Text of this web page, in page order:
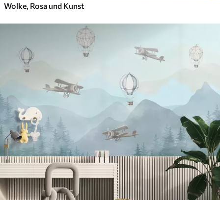
Wolke, Rosa und Kunst